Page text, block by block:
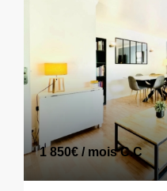
1 850€ / mois C.C